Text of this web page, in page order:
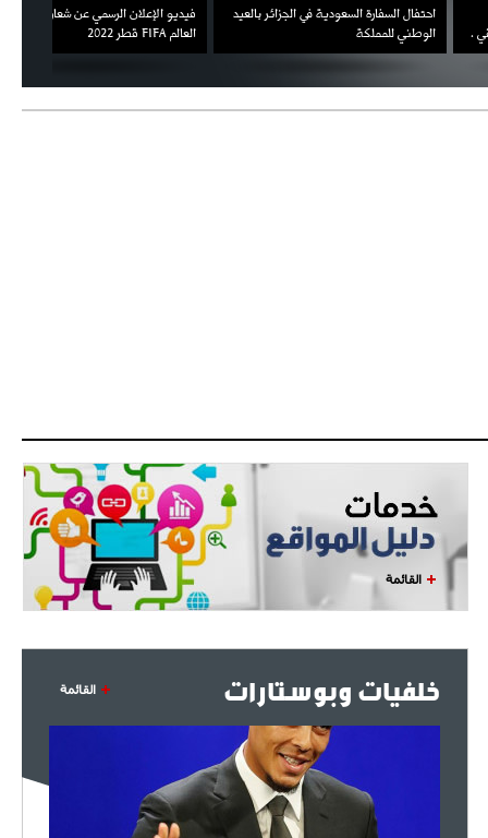
السعودية في الجزائر بالعيد
فيديو الإعلان الرسمي عن شعار بطولة كأس
القائمة
خلفيات وبوستارات القائمة